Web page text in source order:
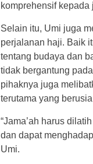
komprehensif kepada
Selain itu, Umi juga
perjalanan haji. Baik
tentang budaya dan
tidak bergantung
pihaknya juga
terutama yang
“Jama’ah harus
dan dapat
Umi.